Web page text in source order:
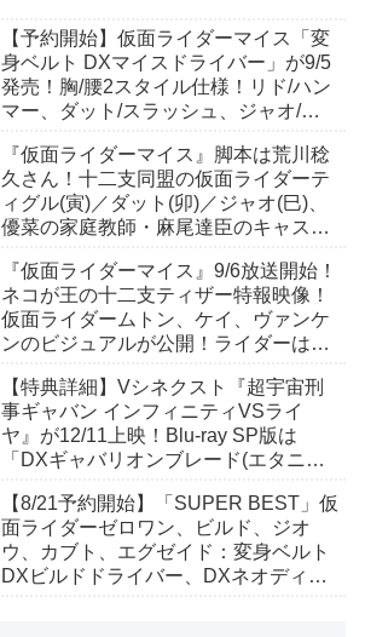
【予約開始】仮面ライダーマイス「変
身ベルト DXマイスドライバー」が9/5
発売！胸/腰2スタイル仕様！リド/ハン
マー、ダット/スラッシュ、ジャオ/バ
も！
『仮面ライダーマイス』脚本は荒川稔
久さん！十二支同盟の仮面ライダーテ
ィグル(寅)／ダット(卯)／ジャオ(巳)、
優菜の家庭教師・麻尾達臣のキャスト
んも変身！
『仮面ライダーマイス』9/6放送開始！
ネコが王の十二支ティザー特報映像！
仮面ライダームトン、ケイ、ヴァンケ
ンのビジュアルが公開！ライダーは子
【特典詳細】Vシネクスト『超宇宙刑
事ギャバン インフィニティVSライ
ヤ』が12/11上映！Blu-ray SP版は
「DXギャバリオンブレード(エタニテ
か豪華特典付き！
【8/21予約開始】「SUPER BEST」仮
面ライダーゼロワン、ビルド、ジオ
ウ、カブト、エグゼイド：変身ベルト
DXビルドドライバー、DXネオディケ